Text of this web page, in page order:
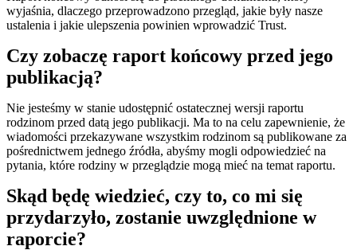
wyjaśnia, dlaczego przeprowadzono przegląd, jakie były nasze
ustalenia i jakie ulepszenia powinien wprowadzić Trust.
Czy zobaczę raport końcowy przed jego
publikacją?
Nie jesteśmy w stanie udostępnić ostatecznej wersji raportu
rodzinom przed datą jego publikacji. Ma to na celu zapewnienie, że
wiadomości przekazywane wszystkim rodzinom są publikowane za
pośrednictwem jednego źródła, abyśmy mogli odpowiedzieć na
pytania, które rodziny w przeglądzie mogą mieć na temat raportu.
Skąd będę wiedzieć, czy to, co mi się
przydarzyło, zostanie uwzględnione w
raporcie?